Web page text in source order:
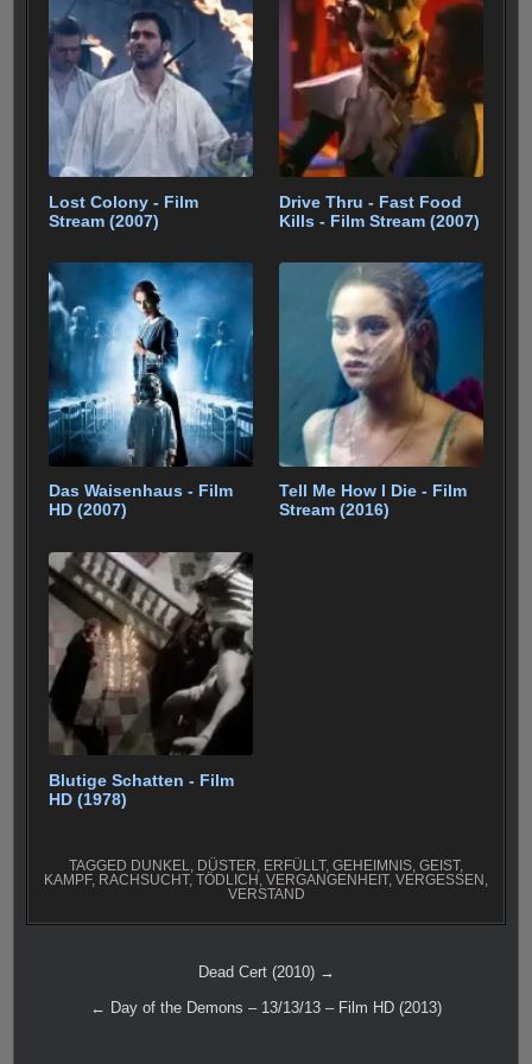
Lost Colony - Film
Stream (2007)
Drive Thru - Fast Food
Kills - Film Stream (2007)
Das Waisenhaus - Film
HD (2007)
Tell Me How I Die - Film
Stream (2016)
Blutige Schatten - Film
HD (1978)
TAGGED DUNKEL, DÜSTER, ERFÜLLT, GEHEIMNIS, GEIST,
KAMPF, RACHSUCHT, TÖDLICH , VERGANGENHEIT, VERGESSEN ,
VERSTAND
Beitragsnavigation
Dead Cert (2010) →
← Day of the Demons – 13/13/13 – Film HD (2013)